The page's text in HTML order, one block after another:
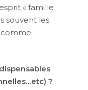
« famille
souvent les
comme
?